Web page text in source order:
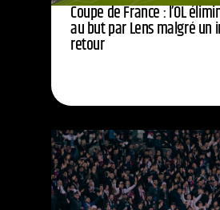
Coupe de France : l’OL
au but par Lens malgré un
retour